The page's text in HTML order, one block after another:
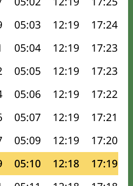
05:03 12:19 17:24
05:04 12:19 17:23
05:05 12:19 17:23
05:06 12:19 17:22
05:07 12:19 17:21
05:09 12:19 17:20
05:10 12:18 17:19